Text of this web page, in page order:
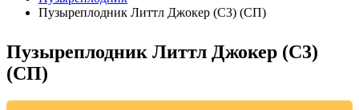
Пузыреплодник Литтл Джокер (С3) (СП)
Пузыреплодник Литтл Джокер (С3)
(СП)